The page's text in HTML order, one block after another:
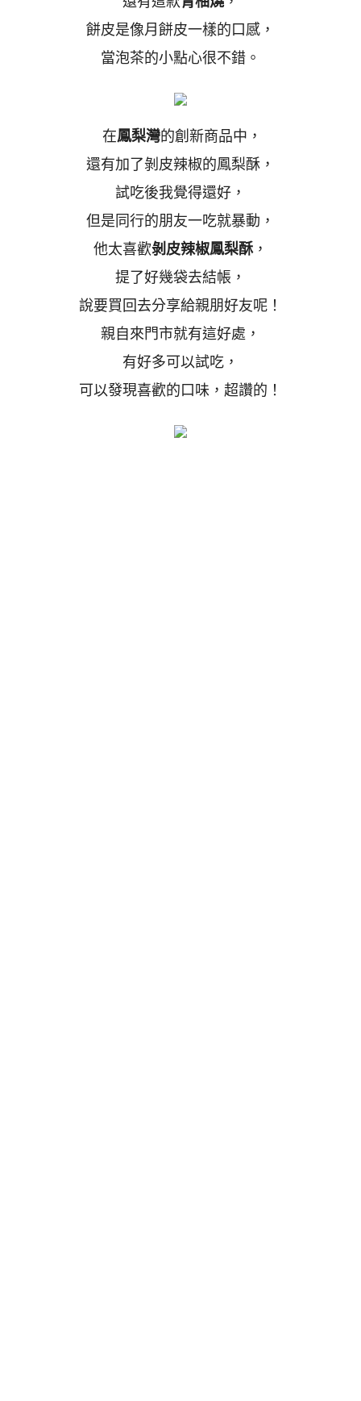
餅皮是像月餅皮一樣的口感，
當泡茶的小點心很不錯。
在鳳梨灣的創新商品中，
還有加了剝皮辣椒的鳳梨酥，
試吃後我覺得還好，
但是同行的朋友一吃就暴動，
他太喜歡剝皮辣椒鳳梨酥，
提了好幾袋去結帳，
說要買回去分享給親朋好友呢！
親自來門市就有這好處，
有好多可以試吃，
可以發現喜歡的口味，超讚的！